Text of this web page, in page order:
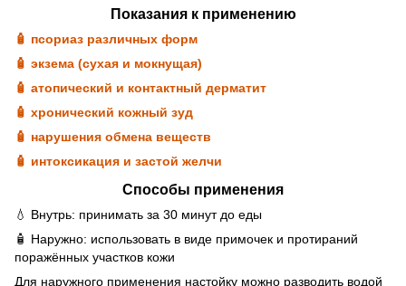
Показания к применению
🧴 псориаз различных форм
🧴 экзема (сухая и мокнущая)
🧴 атопический и контактный дерматит
🧴 хронический кожный зуд
🧴 нарушения обмена веществ
🧴 интоксикация и застой желчи
Способы применения
💧 Внутрь: принимать за 30 минут до еды
🧴 Наружно: использовать в виде примочек и протираний
поражённых участков кожи
Для наружного применения настойку можно разводить водой